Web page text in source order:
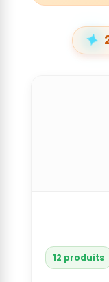
✦
12 produits